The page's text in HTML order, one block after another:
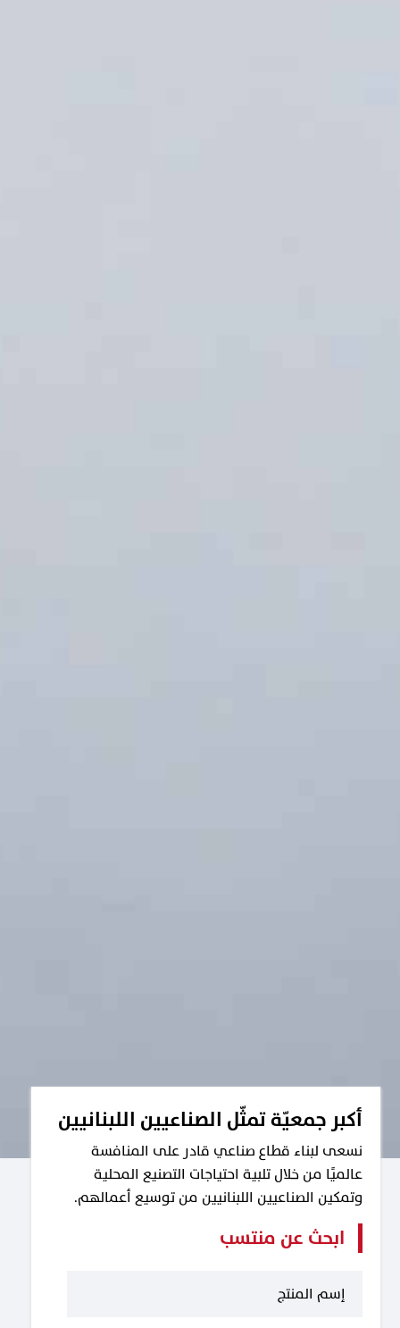
أكبر جمعيّة تمثّل الصناعيين اللبنانيين
نسعى لبناء قطاع صناعي قادر على المنافسة
عالميًا من خلال تلبية احتياجات التصنيع المحلية
وتمكين الصناعيين اللبنانيين من توسيع أعمالهم.
ابحث عن منتسب